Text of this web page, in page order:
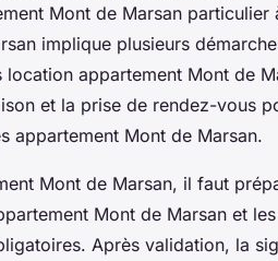
Mont de Marsan
implique plusieurs
location appartement Mont de
et la prise de rendez-vous
appartement Mont de Marsan.
Mont de Marsan, il faut
Mont de Marsan et
Après validation, la